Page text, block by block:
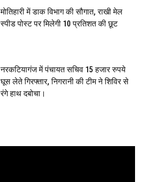
मोतिहारी में डाक विभाग की सौगात, राखी मेल
स्पीड पोस्ट पर मिलेगी 10 प्रतिशत की छूट
नरकटियागंज में पंचायत सचिव 15 हजार रुपये
घूस लेते गिरफ्तार, निगरानी की टीम ने शिविर से
रंगे हाथ दबोचा।